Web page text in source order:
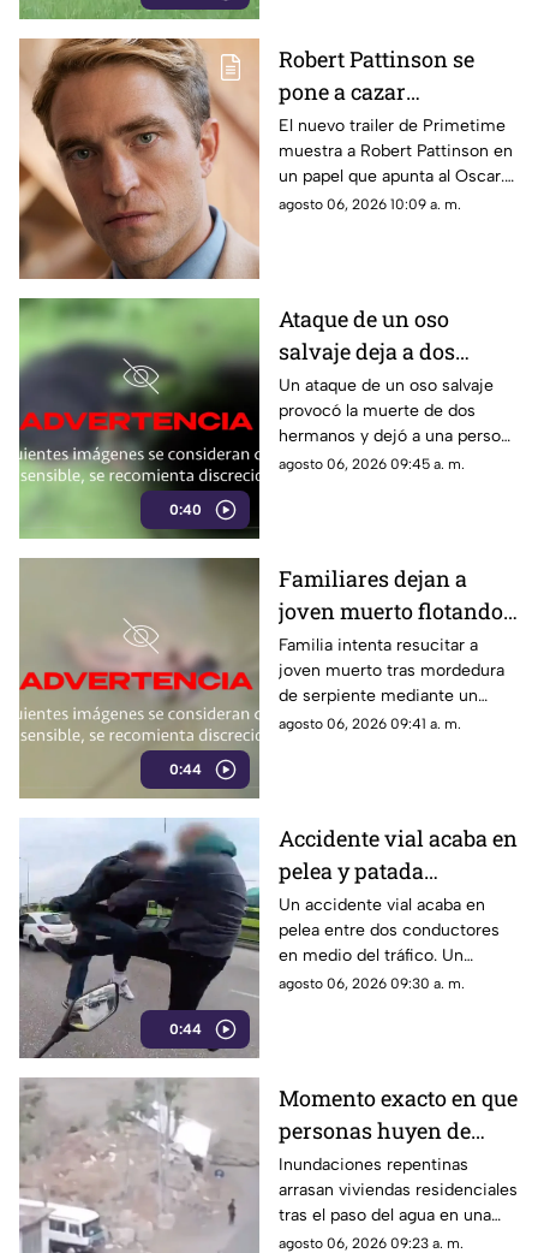
Robert Pattinson se
pone a cazar
pederastas en el nuevo
thriller basado en
hechos reales
‘Primetime'
El nuevo trailer de Primetime
muestra a Robert Pattinson en
un papel que apunta al Oscar.
Descubre todos los detalles de
agosto 06, 2026 10:09 a. m.
0:40
Ataque de un oso
salvaje deja a dos
hermanos muertos y
un herido | VIDEO
Un ataque de un oso salvaje
provocó la muerte de dos
hermanos y dejó a una persona
herida. Las autoridades
agosto 06, 2026 09:45 a. m.
0:44
Familiares dejan a
joven muerto flotando
dos días en un 'río
sagrado’ para que
reviva | VIDEO
Familia intenta resucitar a
joven muerto tras mordedura
de serpiente mediante un
ritual en un río sagrado. La
agosto 06, 2026 09:41 a. m.
0:44
Accidente vial acaba en
pelea y patada
voladora en la
carretera | VIDEO
Un accidente vial acaba en
pelea entre dos conductores
en medio del tráfico. Un
repartidor grabó la escena
agosto 06, 2026 09:30 a. m.
Momento exacto en que
personas huyen de
inundaciones
repentinas y arrasan
viviendas | VIDEO
Inundaciones repentinas
arrasan viviendas residenciales
tras el paso del agua en una
zona poblada. Los residentes
agosto 06, 2026 09:23 a. m.